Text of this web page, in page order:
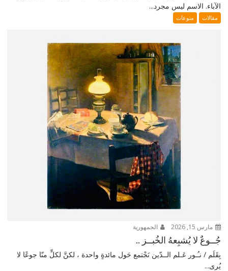
الآباء. الاسم ليس مجرد...
مقالات منوعات
مارس 15, 2026 الجمهورية
جُــوعٌ لا يُشبِعهُ الخُبــز ..
بِقَلَم / نـُـور عَـلم الــدّين نَجْتمع حَول مائدةٍ واحدة ، لكنَّ لكلٍّ منّا جوعًا لا
يُرى...